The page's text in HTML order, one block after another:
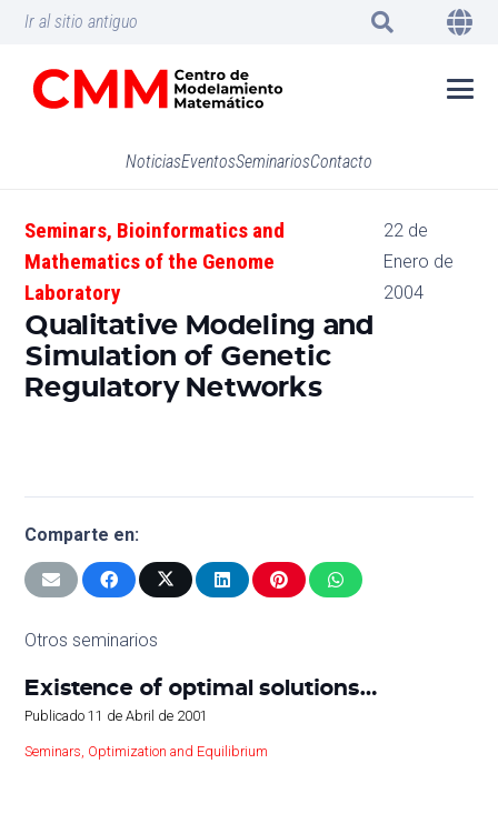
Ir al sitio antiguo
NoticiasEventosSeminariosContacto
Seminars, Bioinformatics and
Mathematics of the Genome
Laboratory
22 de
Enero de
2004
Qualitative Modeling and
Simulation of Genetic
Regulatory Networks
Comparte en:
Otros seminarios
Existence of optimal solutions…
Publicado11 de Abril de 2001
Seminars Optimization and Equilibrium